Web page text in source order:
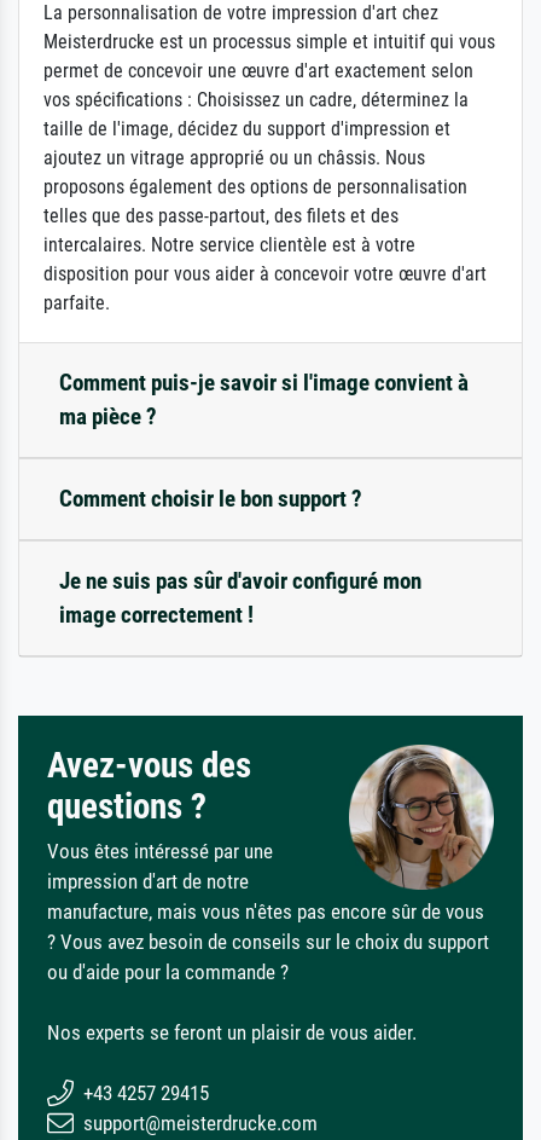
La personnalisation de votre impression d'art chez
Meisterdrucke est un processus simple et intuitif qui vous
permet de concevoir une œuvre d'art exactement selon
vos spécifications : Choisissez un cadre, déterminez la
taille de l'image, décidez du support d'impression et
ajoutez un vitrage approprié ou un châssis. Nous
proposons également des options de personnalisation
telles que des passe-partout, des filets et des
intercalaires. Notre service clientèle est à votre
disposition pour vous aider à concevoir votre œuvre d'art
parfaite.
Comment puis-je savoir si l'image convient à
ma pièce ?
Comment choisir le bon support ?
Je ne suis pas sûr d'avoir configuré mon
image correctement !
Avez-vous des
questions ?
Vous êtes intéressé par une
impression d'art de notre
manufacture, mais vous n'êtes pas encore sûr de vous
? Vous avez besoin de conseils sur le choix du support
ou d'aide pour la commande ?
Nos experts se feront un plaisir de vous aider.
+43 4257 29415
support@meisterdrucke.com